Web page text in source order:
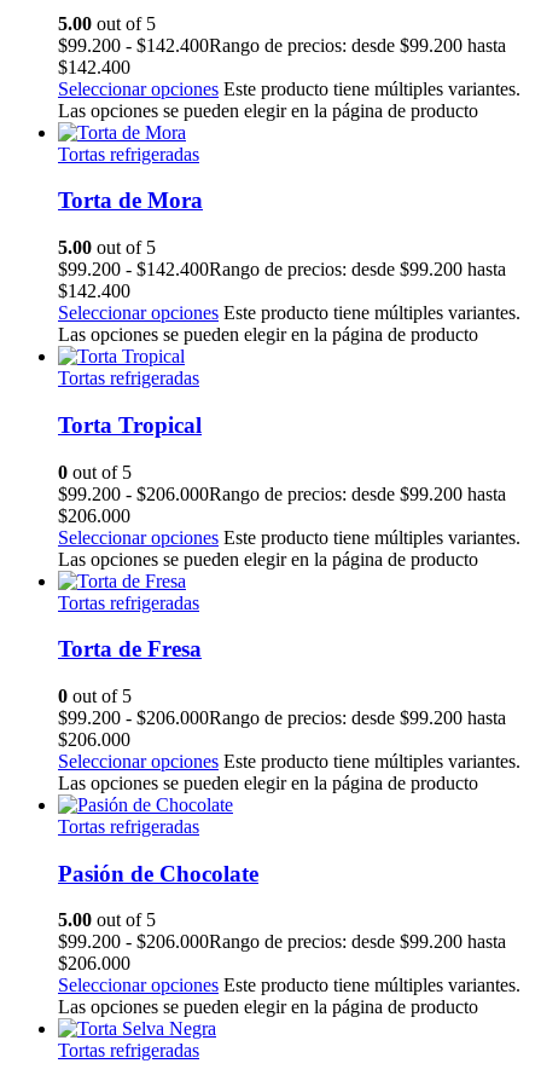
5.00 out of 5
$99.200 - $142.400Rango de precios: desde $99.200 hasta
$142.400
Seleccionar opciones Este producto tiene múltiples variantes.
Las opciones se pueden elegir en la página de producto
Tortas refrigeradas
Torta de Mora
5.00 out of 5
$99.200 - $142.400Rango de precios: desde $99.200 hasta
$142.400
Seleccionar opciones Este producto tiene múltiples variantes.
Las opciones se pueden elegir en la página de producto
Tortas refrigeradas
Torta Tropical
0 out of 5
$99.200 - $206.000Rango de precios: desde $99.200 hasta
$206.000
Seleccionar opciones Este producto tiene múltiples variantes.
Las opciones se pueden elegir en la página de producto
Tortas refrigeradas
Torta de Fresa
0 out of 5
$99.200 - $206.000Rango de precios: desde $99.200 hasta
$206.000
Seleccionar opciones Este producto tiene múltiples variantes.
Las opciones se pueden elegir en la página de producto
Tortas refrigeradas
Pasión de Chocolate
5.00 out of 5
$99.200 - $206.000Rango de precios: desde $99.200 hasta
$206.000
Seleccionar opciones Este producto tiene múltiples variantes.
Las opciones se pueden elegir en la página de producto
Tortas refrigeradas